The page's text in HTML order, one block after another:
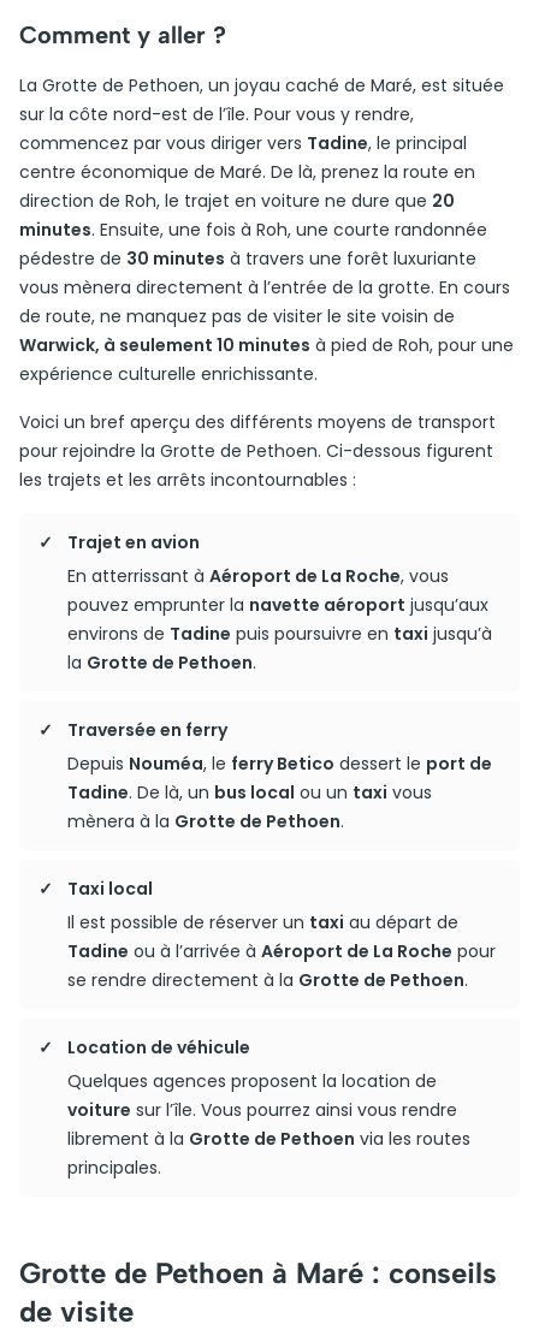
Comment y aller ?
La Grotte de Pethoen, un joyau caché de Maré, est située
sur la côte nord-est de l’île. Pour vous y rendre,
commencez par vous diriger vers Tadine, le principal
centre économique de Maré. De là, prenez la route en
direction de Roh, le trajet en voiture ne dure que 20
minutes. Ensuite, une fois à Roh, une courte randonnée
pédestre de 30 minutes à travers une forêt luxuriante
vous mènera directement à l’entrée de la grotte. En cours
de route, ne manquez pas de visiter le site voisin de
Warwick, à seulement 10 minutes à pied de Roh, pour une
expérience culturelle enrichissante.
Voici un bref aperçu des différents moyens de transport
pour rejoindre la Grotte de Pethoen. Ci-dessous figurent
les trajets et les arrêts incontournables :
Trajet en avion
En atterrissant à Aéroport de La Roche, vous
pouvez emprunter la navette aéroport jusqu’aux
environs de Tadine puis poursuivre en taxi jusqu’à
la Grotte de Pethoen.
Traversée en ferry
Depuis Nouméa, le ferry Betico dessert le port de
Tadine. De là, un bus local ou un taxi vous
mènera à la Grotte de Pethoen.
Taxi local
Il est possible de réserver un taxi au départ de
Tadine ou à l’arrivée à Aéroport de La Roche pour
se rendre directement à la Grotte de Pethoen.
Location de véhicule
Quelques agences proposent la location de
voiture sur l’île. Vous pourrez ainsi vous rendre
librement à la Grotte de Pethoen via les routes
principales.
Grotte de Pethoen à Maré : conseils
de visite